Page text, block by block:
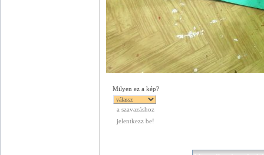
Milyen ez a kép?
a szavazáshoz
jelentkezz be!